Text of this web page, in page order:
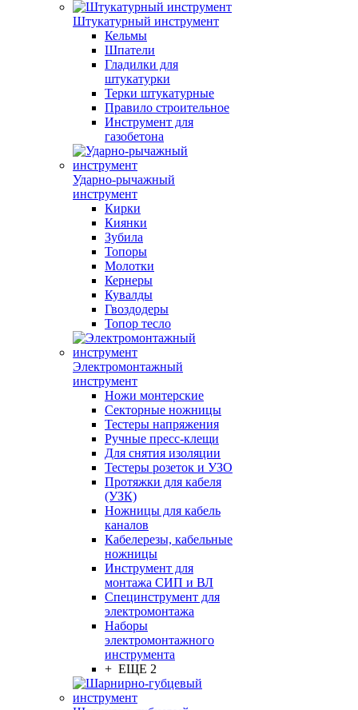
Штукатурный инструмент
Кельмы
Шпатели
Гладилки для
штукатурки
Терки штукатурные
Правило строительное
Инструмент для
газобетона
Ударно-рычажный
инструмент
Кирки
Киянки
Зубила
Топоры
Молотки
Кернеры
Кувалды
Гвоздодеры
Топор тесло
Электромонтажный
инструмент
Ножи монтерские
Секторные ножницы
Тестеры напряжения
Ручные пресс-клещи
Для снятия изоляции
Тестеры розеток и УЗО
Протяжки для кабеля
(УЗК)
Ножницы для кабель
каналов
Кабелерезы, кабельные
ножницы
Инструмент для
монтажа СИП и ВЛ
Специнструмент для
электромонтажа
Наборы
электромонтажного
инструмента
+ ЕЩЕ 2